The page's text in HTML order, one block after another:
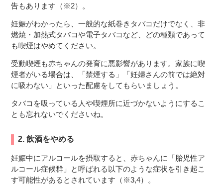
告もあります（※2）。
妊娠がわかったら、一般的な紙巻きタバコだけでなく、非
燃焼・加熱式タバコや電子タバコなど、どの種類であって
も喫煙はやめてください。
受動喫煙も赤ちゃんの発育に悪影響があります。家族に喫
煙者がいる場合は、「禁煙する」「妊婦さんの前では絶対
に吸わない」といった配慮をしてもらいましょう。
タバコを吸っている人や喫煙所に近づかないようにするこ
とも忘れないでくださいね。
2. 飲酒をやめる
妊娠中にアルコールを摂取すると、赤ちゃんに「胎児性ア
ルコール症候群」と呼ばれる以下のような症状を引き起こ
す可能性があるとされています（※3,4）。